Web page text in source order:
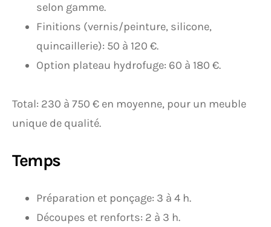
selon gamme.
Finitions (vernis/peinture, silicone,
quincaillerie): 50 à 120 €.
Option plateau hydrofuge: 60 à 180 €.
Total: 230 à 750 € en moyenne, pour un meuble
unique de qualité.
Temps
Préparation et ponçage: 3 à 4 h.
Découpes et renforts: 2 à 3 h.